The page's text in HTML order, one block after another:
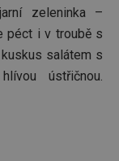
zeleninka –
péct i v troubě s
salátem s
ústřičnou.